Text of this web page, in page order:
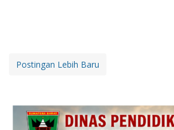
Postingan Lebih Baru